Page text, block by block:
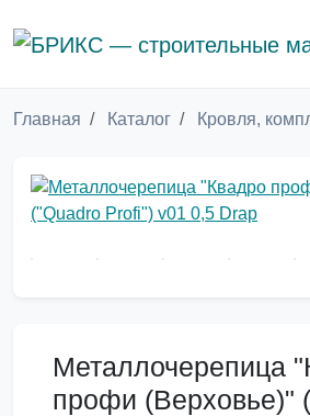
Главная Каталог Кровля,
Металлочерепица
профи (Верховье)"